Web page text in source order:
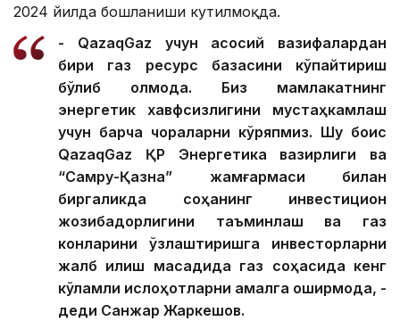
2024 йилда бошланиши кутилмоқда.
- QazaqGaz учун асосий вазифалардан
бири газ ресурс базасини кўпайтириш
бўлиб қолмоқда. Биз мамлакатнинг
энергетик хавфсизлигини мустаҳкамлаш
учун барча чораларни кўряпмиз. Шу боис
QazaqGaz ҚР Энергетика вазирлиги ва
“Самруқ-Қазна” жамғармаси билан
биргаликда соҳанинг инвестицион
жозибадорлигини таъминлаш ва газ
конларини ўзлаштиришга инвесторларни
жалб қилиш мақсадида газ соҳасида кенг
кўламли ислоҳотларни амалга оширмоқда, -
деди Санжар Жаркешов.